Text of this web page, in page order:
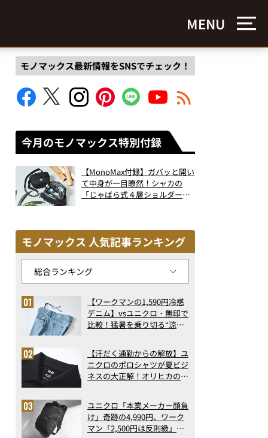
MENU
モノマックス最新情報をSNSでチェック！
今月のモノマックス特別付録
【MonoMax付録】ガバッと開い
て中身が一目瞭然！シャカの
「じゃばら式４層ショルダーバ
モノマックス 人気記事ランキング
【ワークマンの1,590円冷感
デニム】vsユニクロ・無印で
比較！猛暑を乗り切る“涼感
で決定版
【汗だく通勤からの解放】ユ
ニクロのポロシャツが夏ビジ
ネスの大正解！オリヒカの透
アの実力
ユニクロ「本業メーカー顔負
け」奇跡の4,990円、ワーク
マン「2,500円は反則級」凄